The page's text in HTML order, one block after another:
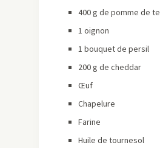
400 g de pomme de
1 oignon
1 bouquet de persil
200 g de cheddar
Œuf
Chapelure
Farine
Huile de tournesol